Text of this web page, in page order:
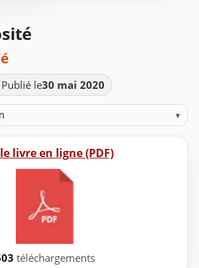
le30 mai 2020
▾
livre en ligne (PDF)
téléchargements